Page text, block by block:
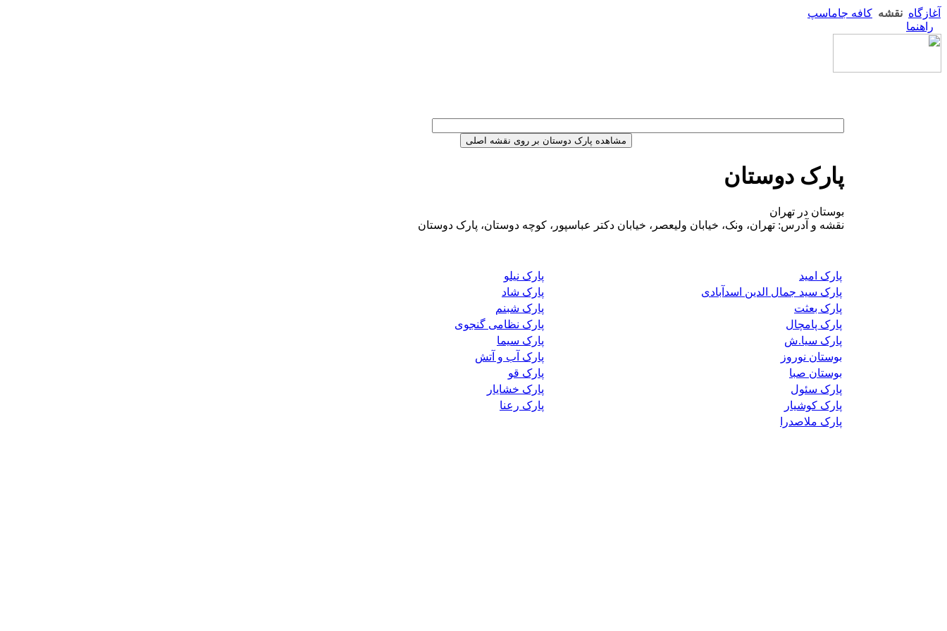
آغازگاه نقشه کافه جاماسپ
راهنما
پارک دوستان
بوستان در تهران
نقشه و آدرس: تهران، ونک، خیابان ولیعصر، خیابان دکتر عباسپور، کوچه دوستان، پارک دوستان
پارک امید
پارک نیلو
پارک سید جمال الدین اسدآبادی
پارک شاد
پارک بعثت
پارک شبنم
پارک پامچال
پارک نظامی گنجوی
پارک سیا.ش
پارک سیما
بوستان نوروز
پارک آب و آتش
بوستان صبا
پارک قو
پارک سئول
پارک خشایار
پارک کوشیار
پارک رعنا
پارک ملاصدرا